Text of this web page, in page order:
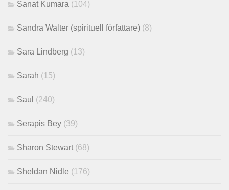
Sanat Kumara (104)
Sandra Walter (spirituell författare) (8)
Sara Lindberg (13)
Sarah (15)
Saul (240)
Serapis Bey (39)
Sharon Stewart (68)
Sheldan Nidle (176)